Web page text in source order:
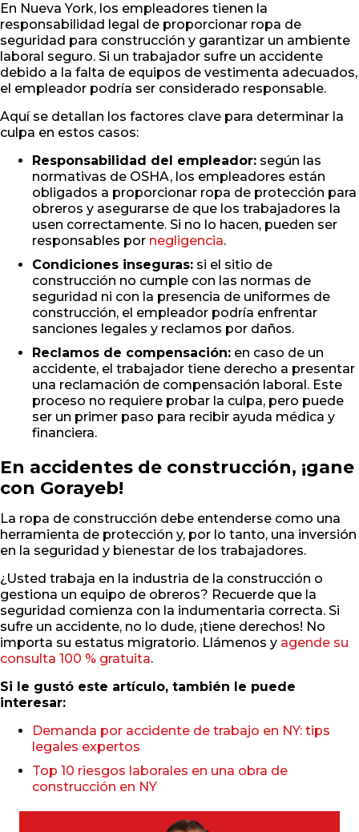
En Nueva York, los empleadores tienen la
responsabilidad legal de proporcionar ropa de
seguridad para construcción y garantizar un ambiente
laboral seguro. Si un trabajador sufre un accidente
debido a la falta de equipos de vestimenta adecuados,
el empleador podría ser considerado responsable.
Aquí se detallan los factores clave para determinar la
culpa en estos casos:
Responsabilidad del empleador: según las
normativas de OSHA, los empleadores están
obligados a proporcionar ropa de protección para
obreros y asegurarse de que los trabajadores la
usen correctamente. Si no lo hacen, pueden ser
responsables por negligencia.
Condiciones inseguras: si el sitio de
construcción no cumple con las normas de
seguridad ni con la presencia de uniformes de
construcción, el empleador podría enfrentar
sanciones legales y reclamos por daños.
Reclamos de compensación: en caso de un
accidente, el trabajador tiene derecho a presentar
una reclamación de compensación laboral. Este
proceso no requiere probar la culpa, pero puede
ser un primer paso para recibir ayuda médica y
financiera.
En accidentes de construcción, ¡gane
con Gorayeb!
La ropa de construcción debe entenderse como una
herramienta de protección y, por lo tanto, una inversión
en la seguridad y bienestar de los trabajadores.
¿Usted trabaja en la industria de la construcción o
gestiona un equipo de obreros? Recuerde que la
seguridad comienza con la indumentaria correcta. Si
sufre un accidente, no lo dude, ¡tiene derechos! No
importa su estatus migratorio. Llámenos y agende su
consulta 100 % gratuita.
Si le gustó este artículo, también le puede
interesar:
Demanda por accidente de trabajo en NY: tips
legales expertos
Top 10 riesgos laborales en una obra de
construcción en NY